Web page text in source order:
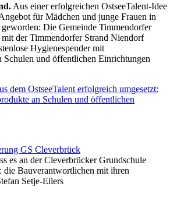
Aus einer erfolgreichen OstseeTalent-Idee
für Mädchen und junge Frauen in
Die Gemeinde Timmendorfer
mit der Timmendorfer Strand Niendorf
Hygienespender mit
Schulen und öffentlichen Einrichtungen
dem OstseeTalent erfolgreich umgesetzt:
an Schulen und öffentlichen
es an der Cleverbrücker Grundschule
die Bauverantwortlichen mit ihren
Setje-Eilers